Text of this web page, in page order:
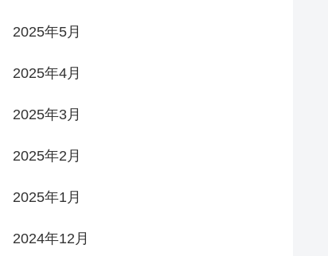
2025年5月
2025年4月
2025年3月
2025年2月
2025年1月
2024年12月